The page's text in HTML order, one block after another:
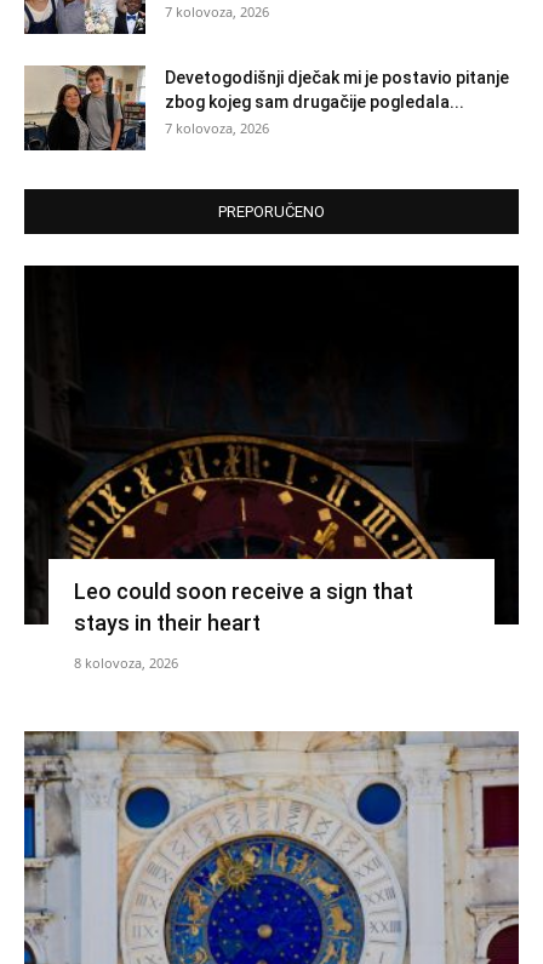
7 kolovoza, 2026
Devetogodišnji dječak mi je postavio pitanje
zbog kojeg sam drugačije pogledala...
7 kolovoza, 2026
PREPORUČENO
Leo could soon receive a sign that
stays in their heart
8 kolovoza, 2026